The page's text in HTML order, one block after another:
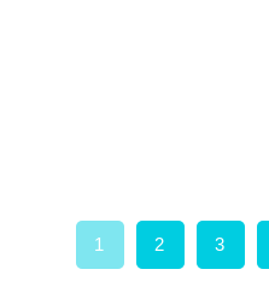
1 2 3